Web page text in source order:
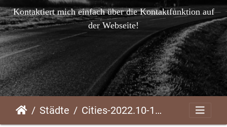
Kontaktiert mich einfach über die Kontaktfunktion auf
der Webseite!
Städte Cities-2022.10-138